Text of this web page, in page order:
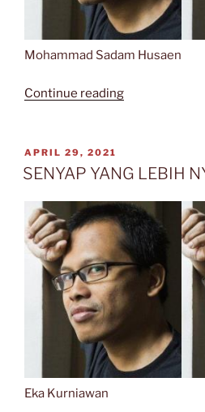
Mohammad Sadam Husaen
Continue reading“MEMBACA
POSTED
ON
APRIL 29, 2021
SENYAP YANG LEBIH
Eka Kurniawan